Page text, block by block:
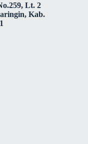
Lt. 2
Kab.